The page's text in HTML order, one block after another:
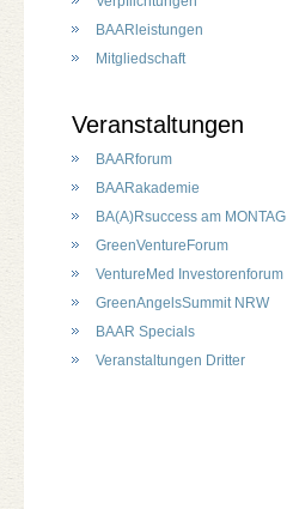
BAARleistungen
Mitgliedschaft
Veranstaltungen
BAARforum
BAARakademie
BA(A)Rsuccess am MONTAG
GreenVentureForum
VentureMed Investorenforum
GreenAngelsSummit NRW
BAAR Specials
Veranstaltungen Dritter